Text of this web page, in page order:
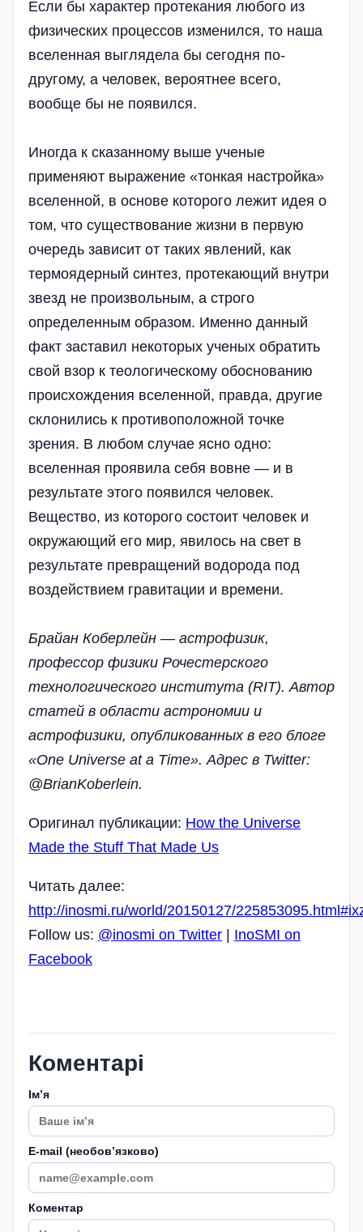
Если бы характер протекания любого из
физических процессов изменился, то наша
вселенная выглядела бы сегодня по-
другому, а человек, вероятнее всего,
вообще бы не появился.
Иногда к сказанному выше ученые
применяют выражение «тонкая настройка»
вселенной, в основе которого лежит идея о
том, что существование жизни в первую
очередь зависит от таких явлений, как
термоядерный синтез, протекающий внутри
звезд не произвольным, а строго
определенным образом. Именно данный
факт заставил некоторых ученых обратить
свой взор к теологическому обоснованию
происхождения вселенной, правда, другие
склонились к противоположной точке
зрения. В любом случае ясно одно:
вселенная проявила себя вовне — и в
результате этого появился человек.
Вещество, из которого состоит человек и
окружающий его мир, явилось на свет в
результате превращений водорода под
воздействием гравитации и времени.
Брайан Коберлейн — астрофизик,
профессор физики Рочестерского
технологического института (RIT). Автор
статей в области астрономии и
астрофизики, опубликованных в его блоге
«One Universe at a Time». Адрес в Twitter:
@BrianKoberlein.
Оригинал публикации: How the Universe
Made the Stuff That Made Us
Читать далее:
http://inosmi.ru/world/20150127/
Follow us: @inosmi on Twitter
InoSMI on
Facebook
Коментарі
Імʼя
E-mail (необовʼязково)
Коментар